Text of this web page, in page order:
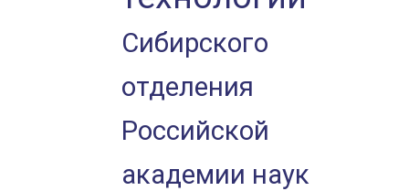
Сибирского
отделения
Российской
академии наук